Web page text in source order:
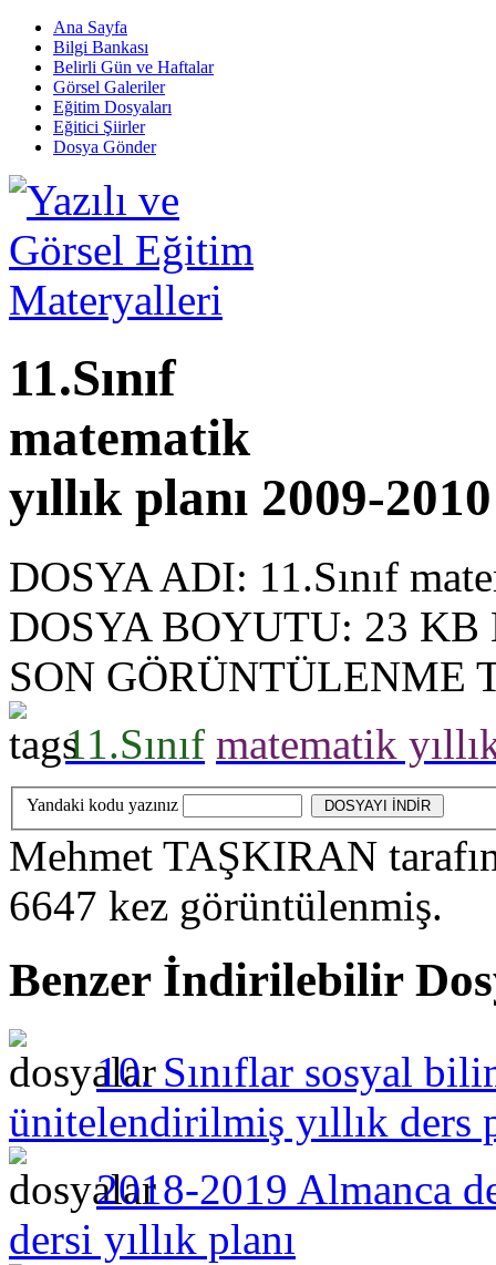
Ana Sayfa
Bilgi Bankası
Belirli Gün ve Haftalar
Görsel Galeriler
Eğitim Dosyaları
Eğitici Şiirler
Dosya Gönder
11.Sınıf
matematik
yıllık planı 2009-2010
DOSYA ADI: 11.Sınıf
DOSYA BOYUTU: 23 KB
SON GÖRÜNTÜLENME
11.Sınıf matematik
Yandaki kodu yazınız
Mehmet TAŞKIRAN
6647 kez görüntülenmiş.
Benzer İndirilebilir
10. Sınıflar sosyal
ünitelendirilmiş yıllık ders
2018-2019 Almanca
dersi yıllık planı